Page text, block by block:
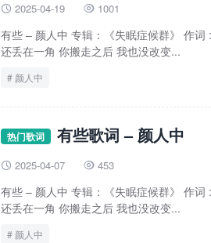
 2025-04-19  1001
有些 – 颜人中 专辑：《失眠症候群》 作
还丢在一角 你搬走之后 我也没改变...
颜人中
热门歌词 有些歌词 – 颜人中
 2025-04-07  453
有些 – 颜人中 专辑：《失眠症候群》 作
还丢在一角 你搬走之后 我也没改变...
颜人中